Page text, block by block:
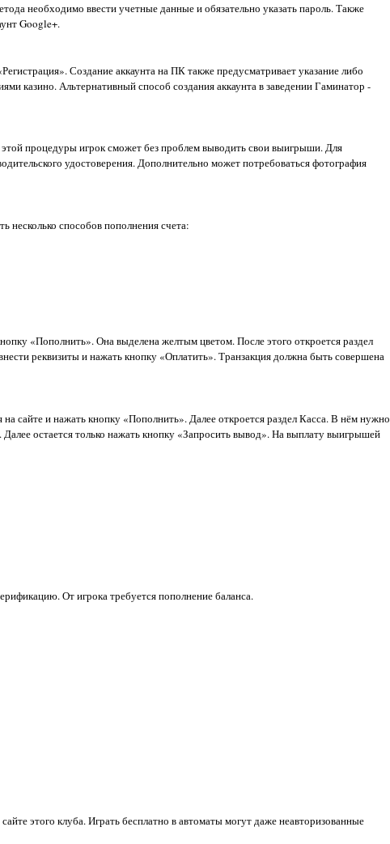
необходимо ввести учетные данные и обязательно указать пароль. Также
Google+.
Создание аккаунта на ПК также предусматривает указание либо
казино. Альтернативный способ создания аккаунта в заведении Гаминатор -
процедуры игрок сможет без проблем выводить свои выигрыши. Для
удостоверения. Дополнительно может потребоваться фотография
несколько способов пополнения счета:
«Пополнить». Она выделена желтым цветом. После этого откроется раздел
реквизиты и нажать кнопку «Оплатить». Транзакция должна быть совершена
сайте и нажать кнопку «Пополнить». Далее откроется раздел Касса. В нём нужно
остается только нажать кнопку «Запросить вывод». На выплату выигрышей
От игрока требуется пополнение баланса.
этого клуба. Играть бесплатно в автоматы могут даже неавторизованные